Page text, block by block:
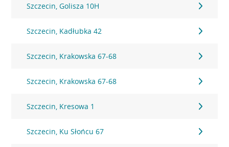
Szczecin, Golisza 10H
Szczecin, Kadłubka 42
Szczecin, Krakowska 67-68
Szczecin, Krakowska 67-68
Szczecin, Kresowa 1
Szczecin, Ku Słońcu 67